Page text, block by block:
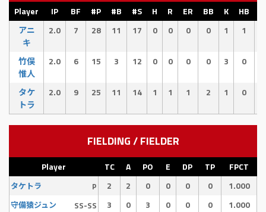
Player IP BF #P #B #S H R ER BB K HB
アニ
キ
2.0 7 28 11 17 0 0 0 0 1 1
竹俣
惟人
2.0 6 15 3 12 0 0 0 0 3 0
タケ
トラ
2.0 9 25 11 14 1 1 1 2 1 0
FIELDING / FIELDER
Player TC A PO E DP TP FPCT
タケトラ P 2 2 0 0 0 0 1.000
守備猿ジュン SS-SS 3 0 3 0 0 0 1.000